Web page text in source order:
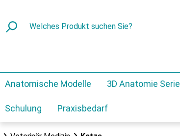
Anatomische Modelle 3D Anatomie Serie
Schulung Praxisbedarf